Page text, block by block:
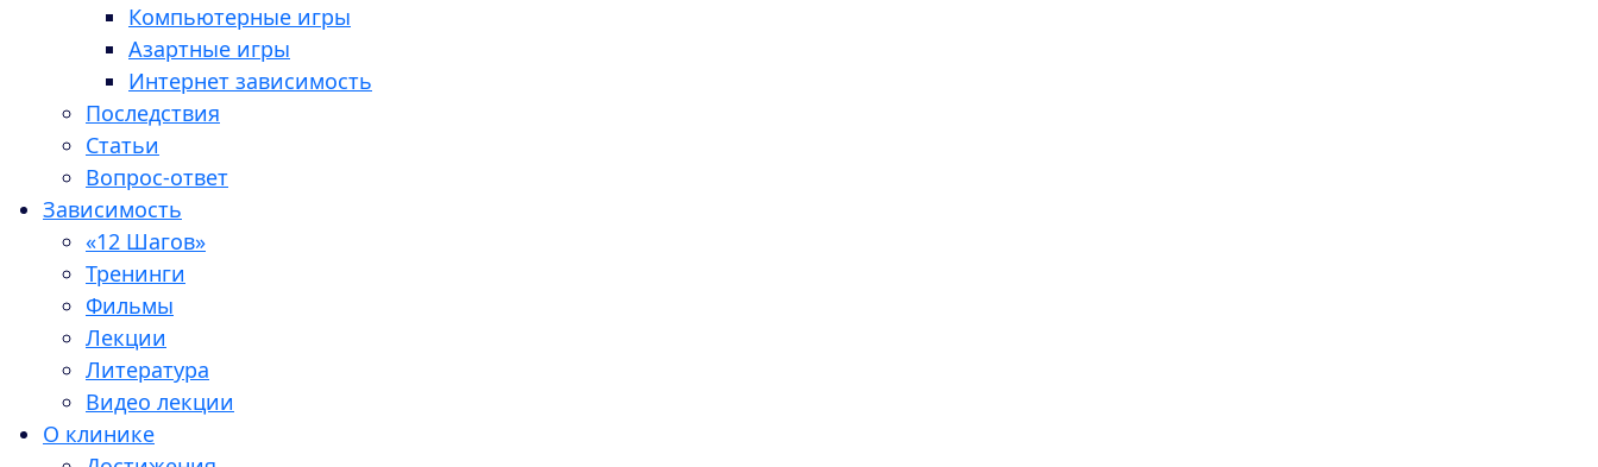
Компьютерные игры
Азартные игры
Интернет зависимость
Последствия
Статьи
Вопрос-ответ
Зависимость
«12 Шагов»
Тренинги
Фильмы
Лекции
Литература
Видео лекции
О клинике